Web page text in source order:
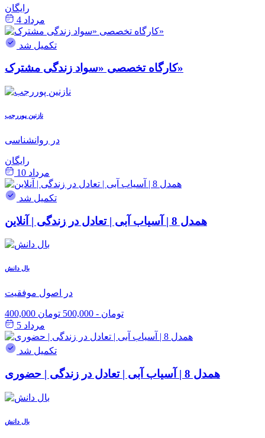
رایگان
مرداد 4
تکمیل شد
کارگاه تخصصی «سواد زندگی مشترک»
نازنین پوررجب
در روانشناسی
رایگان
مرداد 10
تکمیل شد
همدل 8 | آسیاب آبی | تعادل در زندگی | آنلاین
بال دانش
در اصول موفقیت
400,000 تومان - 500,000 تومان
مرداد 5
تکمیل شد
همدل 8 | آسیاب آبی | تعادل در زندگی | حضوری
بال دانش